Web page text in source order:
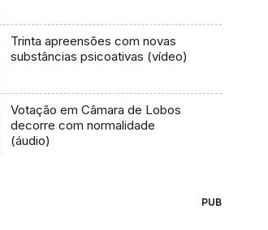
Trinta apreensões com novas
substâncias psicoativas (vídeo)
Votação em Câmara de Lobos
decorre com normalidade
(áudio)
PUB